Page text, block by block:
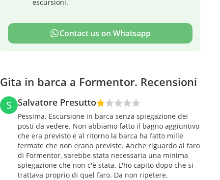
escursioni.
Contact us on Whatsapp
Gita in barca a Formentor. Recensioni
S Salvatore Presutto
Pessima. Escursione in barca senza spiegazione dei
posti da vedere. Non abbiamo fatto il bagno aggiuntivo
che era previsto e al ritorno la barca ha fatto mille
fermate che non erano previste. Anche riguardo al faro
di Formentor, sarebbe stata necessaria una minima
spiegazione che non c'è stata. L'ho capito dopo che si
trattava proprio di quel faro. Da non ripetere.